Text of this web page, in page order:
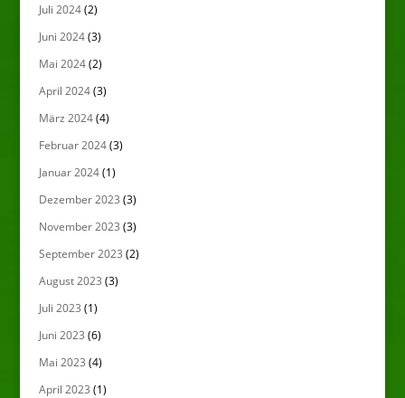
Juli 2024(2)
Juni 2024(3)
Mai 2024(2)
April 2024(3)
März 2024(4)
Februar 2024(3)
Januar 2024(1)
Dezember 2023 (3)
November 2023 (3)
September 2023 (2)
August 2023 (3)
Juli 2023 (1)
Juni 2023 (6)
Mai 2023 (4)
April 2023 (1)